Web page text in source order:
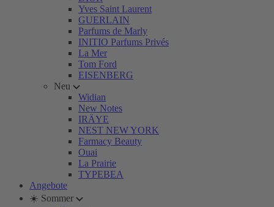
Yves Saint Laurent
GUERLAIN
Parfums de Marly
INITIO Parfums Privés
La Mer
Tom Ford
EISENBERG
Neu
Widian
New Notes
IRÄYE
NEST NEW YORK
Farmacy Beauty
Ouai
La Prairie
TYPEBEA
Angebote
☀️ Sommer